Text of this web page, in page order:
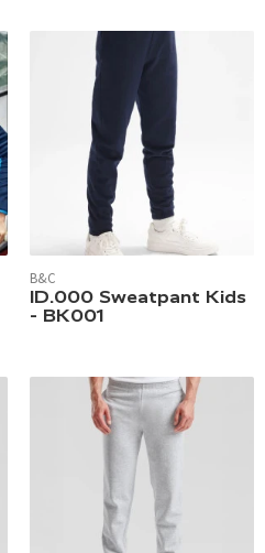
B&C
ID.000 Sweatpant Kids
- BK001